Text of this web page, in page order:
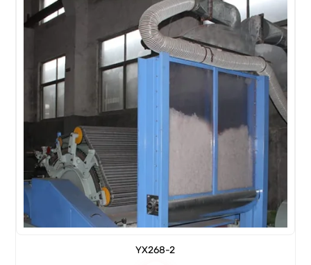
YX268-2